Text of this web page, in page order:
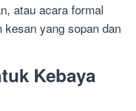
atau acara formal
yang sopan dan
Kebaya